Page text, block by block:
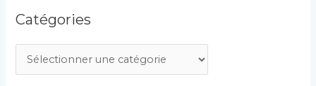
Catégories
a